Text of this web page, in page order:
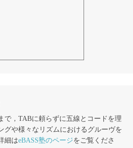
，TABに頼らずに五線とコードを理
グや様々なリズムにおけるグルーヴを
細はeBASS塾のページをご覧くださ